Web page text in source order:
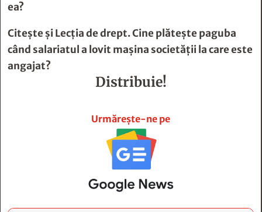
ea?
Citește șiLecția de drept. Cine plătește paguba
când salariatul a lovit mașina societății la care este
angajat?
Distribuie!
Urmărește-ne pe